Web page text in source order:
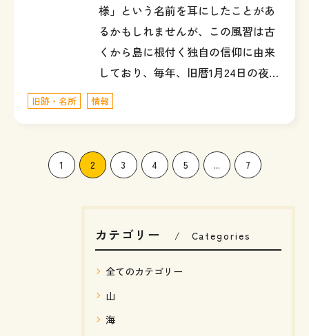
様」という名前を耳にしたことがあ
るかもしれませんが、この風習は古
くから島に根付く独自の信仰に由来
しており、毎年、旧暦1月24日の夜…
旧跡・名所 情報
1 2 3 4 5 ... 7
カテゴリー Categories
全てのカテゴリー
山
海